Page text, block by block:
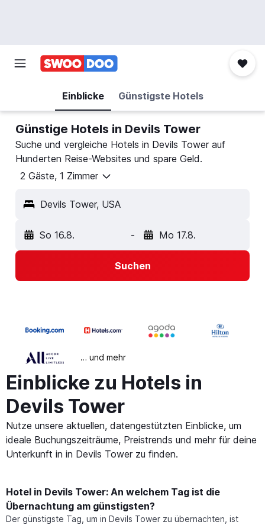
Einblicke Günstigste Hotels
Günstige Hotels in Devils Tower
Suche und vergleiche Hotels in Devils Tower auf
Hunderten Reise-Websites und spare Geld.
2 Gäste, 1 Zimmer
Devils Tower, USA
So 16.8. - Mo 17.8.
Suchen
… und mehr
Einblicke zu Hotels in
Devils Tower
Nutze unsere aktuellen, datengestützten Einblicke, um
ideale Buchungszeiträume, Preistrends und mehr für deine
Unterkunft in in Devils Tower zu finden.
Hotel in Devils Tower: An welchem Tag ist die
Übernachtung am günstigsten?
Der günstigste Tag, um in Devils Tower zu übernachten, ist